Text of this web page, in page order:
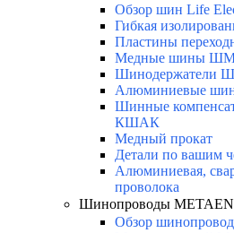
Обзор шин Life
Гибкая
Пластины
Медные шины
Алюминиевые
Шинные
КШАК
Медный прокат
Детали по вашим
Алюминиевая,
проволока
Шинопроводы
Обзор